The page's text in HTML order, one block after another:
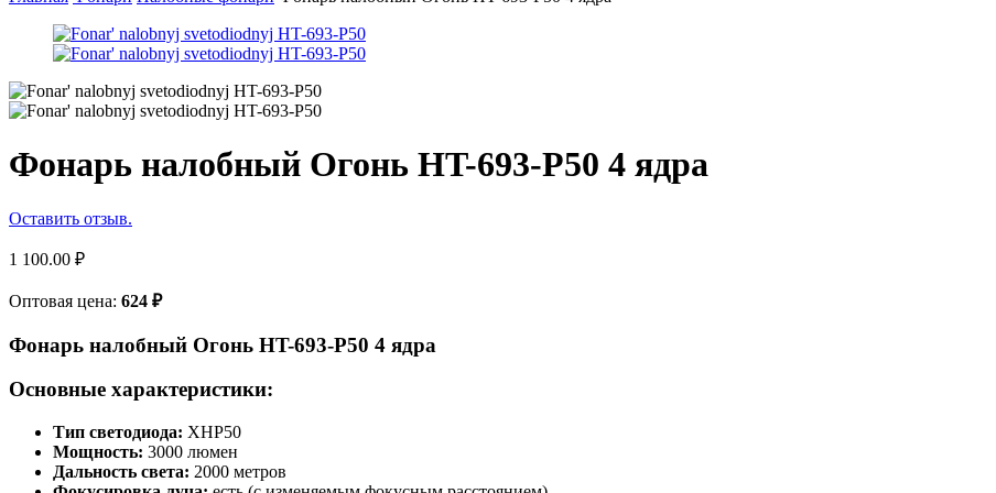
Фонарь налобный Огонь HT-693-P50 4 ядра
Оставить отзыв.
1 100.00 ₽
Оптовая цена: 624 ₽
Фонарь налобный Огонь HT-693-P50 4 ядра
Основные характеристики:
Тип светодиода: XHP50
Мощность: 3000 люмен
Дальность света: 2000 метров